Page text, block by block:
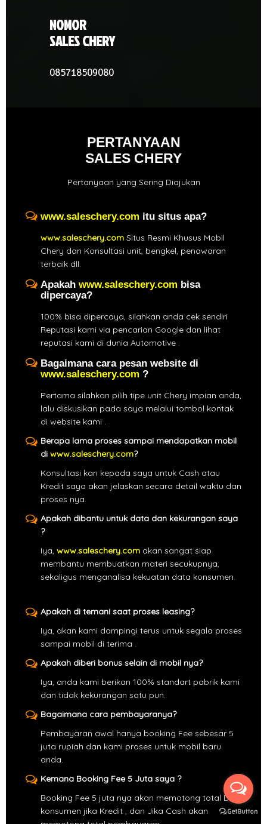
NOMOR
SALES CHERY
085718509080
PERTANYAAN
SALES CHERY
Pertanyaan yang Sering Diajukan
www.saleschery.com itu situs apa?
www.saleschery.com Situs Resmi Khusus Mobil
Chery dan Konsultasi unit, bengkel, penawaran
terbaik dll.
Apakah www.saleschery.com bisa
dipercaya?
100% bisa dipercaya, silahkan anda cek sendiri
Reputasi kami via pencarian Google dan lihat
reputasi kami di dunia Automotive .
Bagaimana cara pesan website di
www.saleschery.com ?
Pertama silahkan pilih tipe unit Chery impian anda,
lalu diskusikan pada saya melalui tombol kontak
di website kami .
Berapa lama proses sampai mendapatkan mobil
di www.saleschery.com?
Konsultasi kan kepada saya untuk Cash atau
Kredit saya akan jelaskan secara detail waktu dan
proses nya.
Apakah dibantu untuk data dan kekurangan saya
?
Iya, www.saleschery.com akan sangat siap
membantu membuatkan materi secukupnya,
sekaligus menganalisa kekuatan data konsumen.
Apakah di temani saat proses leasing?
Iya, akan kami dampingi terus untuk segala proses
sampai mobil di terima .
Apakah diberi bonus selain di mobil nya?
Iya, anda kami berikan 100% standart pabrik kami
dan tidak kekurangan satu pun.
Bagaimana cara pembayaranya?
Pembayaran awal hanya booking Fee sebesar 5
juta rupiah dan kami proses untuk mobil baru
anda.
Kemana Booking Fee 5 Juta saya ?
Booking Fee 5 juta nya akan memotong total DP
konsumen jika Kredit , dan Jika Cash akan